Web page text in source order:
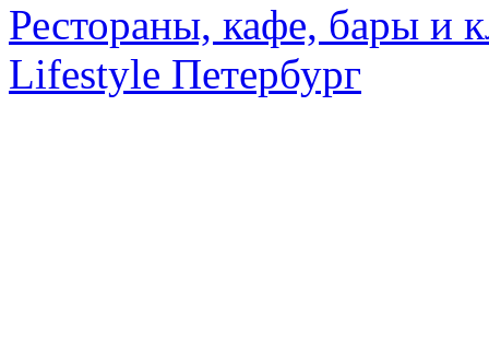
Рестораны, кафе, бары и
Lifestyle Петербург